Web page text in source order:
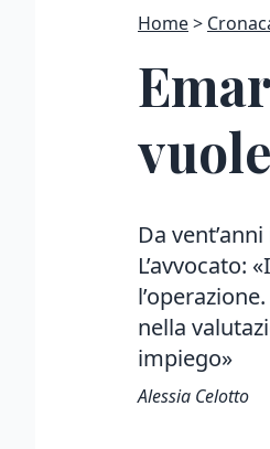
Home
Da
L’avvocato:
nella
impiego»
Alessia Celotto